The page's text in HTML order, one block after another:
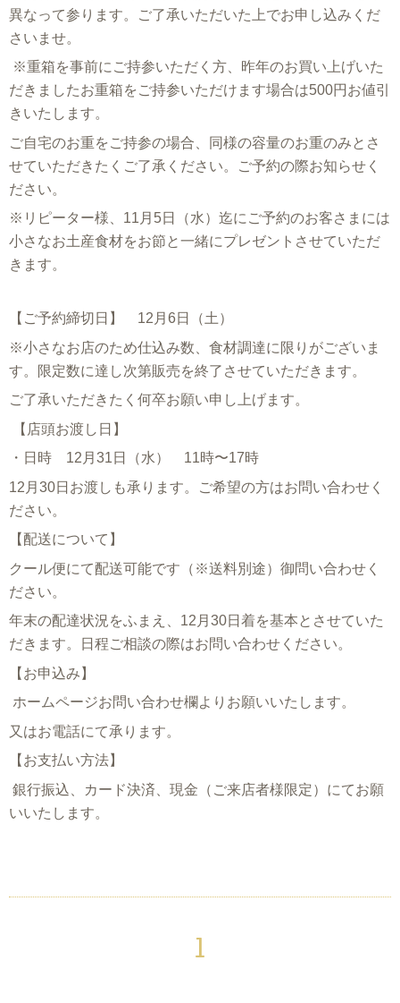
異なって参ります。ご了承いただいた上でお申し込みくだ
さいませ。
※重箱を事前にご持参いただく方、昨年のお買い上げいた
だきましたお重箱をご持参いただけます場合は500円お値引
きいたします。
ご自宅のお重をご持参の場合、同様の容量のお重のみとさ
せていただきたくご了承ください。ご予約の際お知らせく
ださい。
※リピーター様、11月5日（水）迄にご予約のお客さまには
小さなお土産食材をお節と一緒にプレゼントさせていただ
きます。
【ご予約締切日】 12月6日（土）
※小さなお店のため仕込み数、食材調達に限りがございま
す。限定数に達し次第販売を終了させていただきます。
ご了承いただきたく何卒お願い申し上げます。
【店頭お渡し日】
・日時 12月31日（水） 11時〜17時
12月30日お渡しも承ります。ご希望の方はお問い合わせく
ださい。
【配送について】
クール便にて配送可能です（※送料別途）御問い合わせく
ださい。
年末の配達状況をふまえ、12月30日着を基本とさせていた
だきます。日程ご相談の際はお問い合わせください。
【お申込み】
ホームページお問い合わせ欄よりお願いいたします。
又はお電話にて承ります。
【お支払い方法】
銀行振込、カード決済、 現金（ご来店者様限定）にてお願
いいたします。
1